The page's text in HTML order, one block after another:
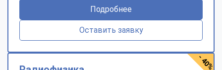
Подробнее
Оставить заявку
- 40%